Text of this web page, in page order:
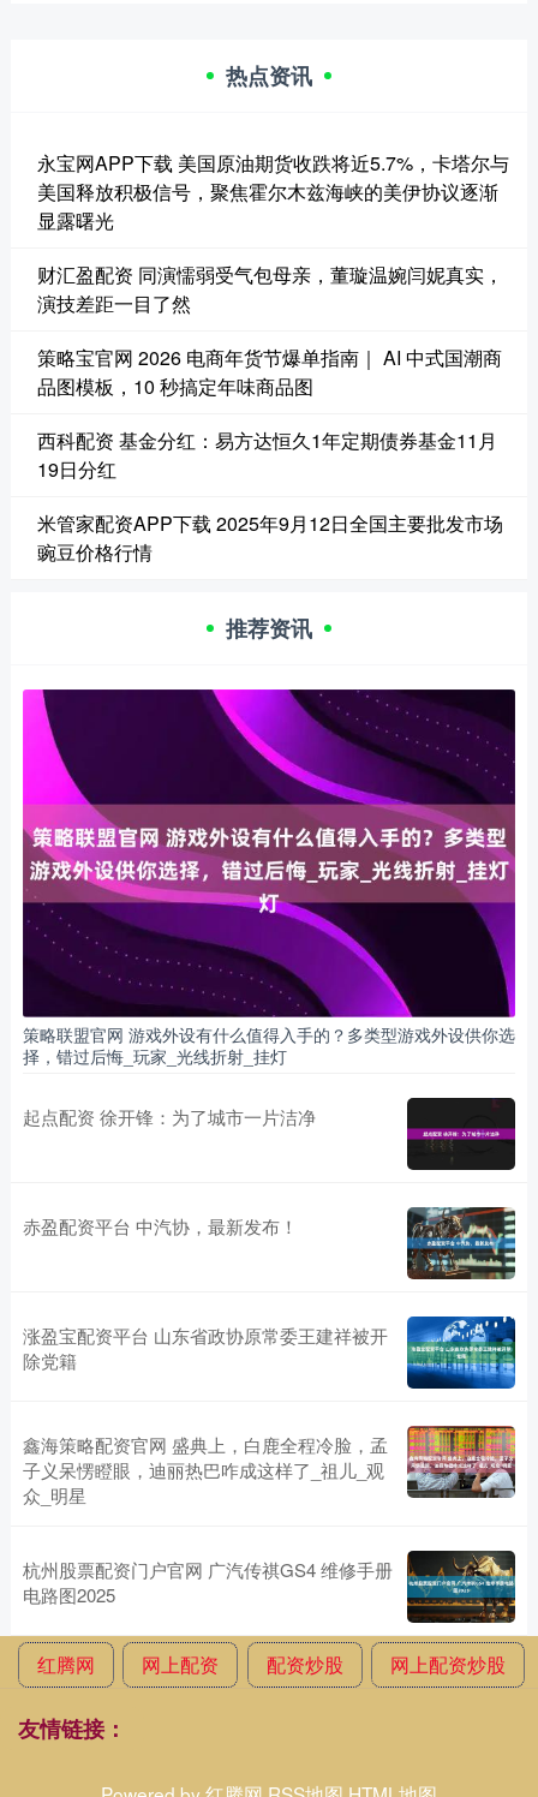
热点资讯
永宝网APP下载 美国原油期货收跌将近5.7%，卡塔尔与
美国释放积极信号，聚焦霍尔木兹海峡的美伊协议逐渐
显露曙光
财汇盈配资 同演懦弱受气包母亲，董璇温婉闫妮真实，
演技差距一目了然
策略宝官网 2026 电商年货节爆单指南｜ AI 中式国潮商
品图模板，10 秒搞定年味商品图
西科配资 基金分红：易方达恒久1年定期债券基金11月
19日分红
米管家配资APP下载 2025年9月12日全国主要批发市场
豌豆价格行情
推荐资讯
策略联盟官网 游戏外设有什么值得入手的？多类型游戏外设供你选
择，错过后悔_玩家_光线折射_挂灯
起点配资 徐开锋：为了城市一片洁净
赤盈配资平台 中汽协，最新发布！
涨盈宝配资平台 山东省政协原常委王建祥被开
除党籍
鑫海策略配资官网 盛典上，白鹿全程冷脸，孟
子义呆愣瞪眼，迪丽热巴咋成这样了_祖儿_观
众_明星
杭州股票配资门户官网 广汽传祺GS4 维修手册
电路图2025
红腾网 网上配资 配资炒股 网上配资炒股
友情链接：